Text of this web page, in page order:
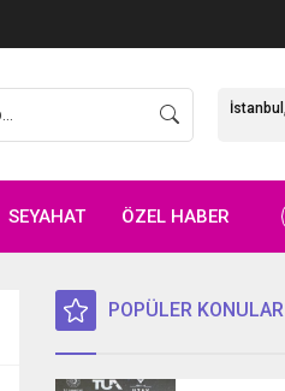
İstanbul,
SEYAHAT ÖZEL HABER
POPÜLER KONULAR